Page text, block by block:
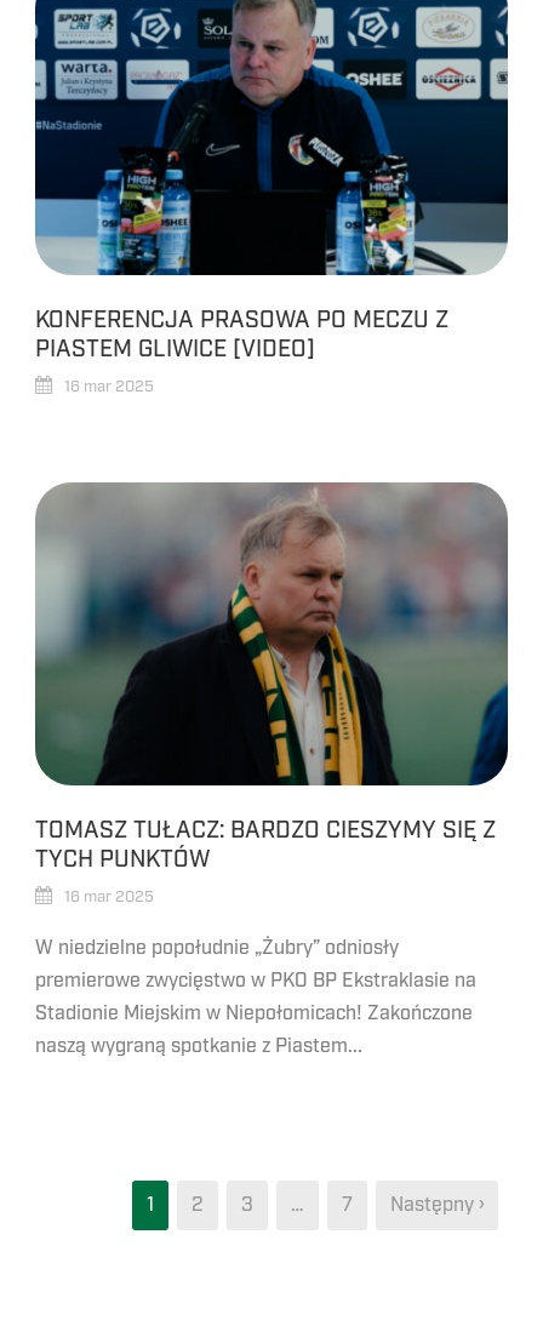
KONFERENCJA PRASOWA PO MECZU Z
PIASTEM GLIWICE [VIDEO]
16 mar 2025
TOMASZ TUŁACZ: BARDZO CIESZYMY SIĘ Z
TYCH PUNKTÓW
16 mar 2025
W niedzielne popołudnie „Żubry” odniosły
premierowe zwycięstwo w PKO BP Ekstraklasie na
Stadionie Miejskim w Niepołomicach! Zakończone
naszą wygraną spotkanie z Piastem...
1 2 3 … 7 Następny ›